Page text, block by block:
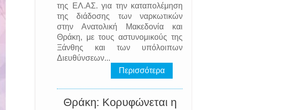
της EΛ.AΣ. για την καταπολέμηση
της διάδοσης των ναρκωτικών
στην Ανατολική Μακεδονία και
Θράκη, με τους αστυνομικούς της
Ξάνθης και των υπόλοιπων
Διευθύνσεων...
Περισσότερα
Θράκη: Κορυφώνεται η